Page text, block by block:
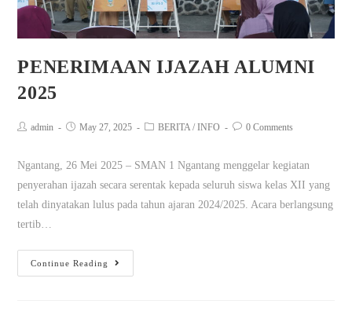
PENERIMAAN IJAZAH ALUMNI
2025
admin May 27, 2025 BERITA / INFO 0 Comments
Ngantang, 26 Mei 2025 – SMAN 1 Ngantang menggelar kegiatan
penyerahan ijazah secara serentak kepada seluruh siswa kelas XII yang
telah dinyatakan lulus pada tahun ajaran 2024/2025. Acara berlangsung
tertib…
Continue Reading